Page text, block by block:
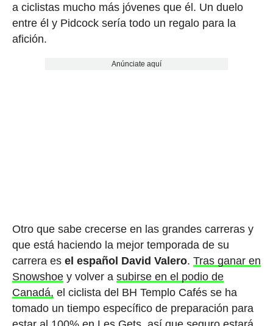
a ciclistas mucho más jóvenes que él. Un duelo
entre él y Pidcock sería todo un regalo para la
afición.
Anúnciate aquí
Otro que sabe crecerse en las grandes carreras y
que está haciendo la mejor temporada de su
carrera es el español David Valero. Tras ganar en
Snowshoey volver a subirse en el podio de
Canadá, el ciclista del BH Templo Cafés se ha
tomado un tiempo específico de preparación para